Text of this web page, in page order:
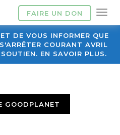
FAIRE UN DON
DE VOUS INFORMER QUE
COURANT AVRIL
EN SAVOIR PLUS.
GOODPLANET